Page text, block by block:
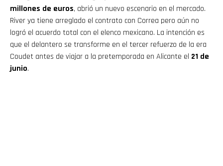
millones de euros, abrió un nuevo escenario en el mercado.
River ya tiene arreglado el contrato con Correa pero aún no
logró el acuerdo total con el elenco mexicano. La intención es
que el delantero se transforme en el tercer refuerzo de la era
Coudet antes de viajar a la pretemporada en Alicante el 21 de
junio.